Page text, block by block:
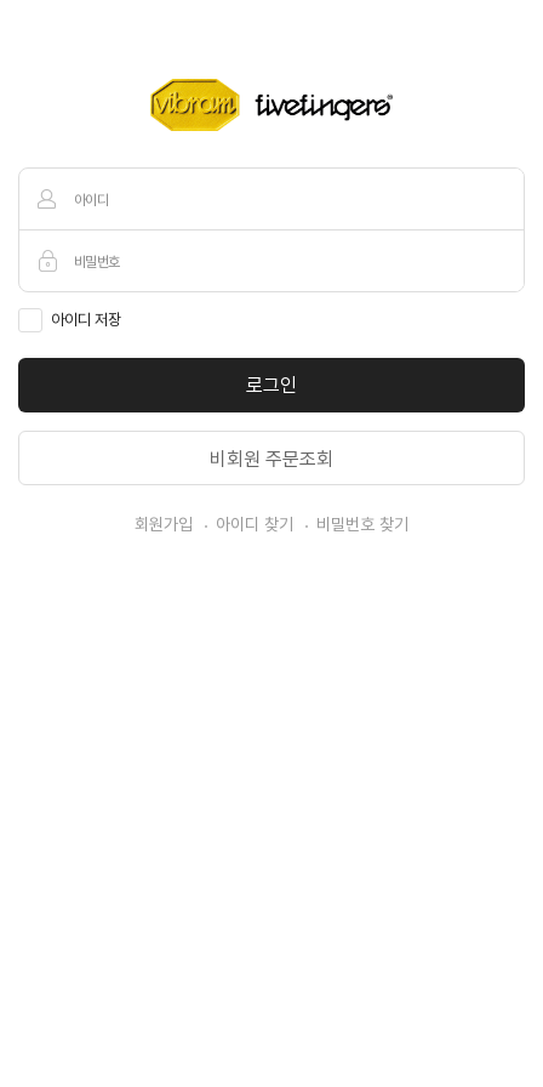
아이디 저장
로그인
비회원 주문조회
회원가입 아이디 찾기 비밀번호 찾기